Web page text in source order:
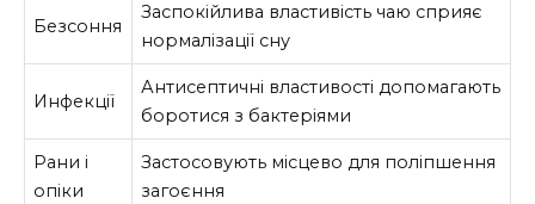
Безсоння
Заспокійлива властивість чаю сприяє
нормалізації сну
Инфекції
Антисептичні властивості допомагають
боротися з бактеріями
Рани і
опіки
Застосовують місцево для поліпшення
загоєння